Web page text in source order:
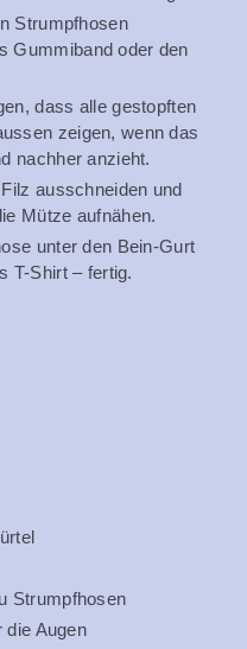
Strumpfhosen
Gummiband oder den
dass alle gestopften
zeigen, wenn das
nachher anzieht.
ausschneiden und
Mütze aufnähen.
unter den Bein-Gurt
T-Shirt – fertig.
Strumpfhosen
die Augen